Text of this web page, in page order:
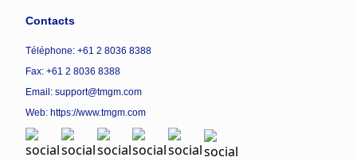
Contacts
Téléphone: +61 2 8036 8388
Fax: +61 2 8036 8388
Email: support@tmgm.com
Web: https://www.tmgm.com